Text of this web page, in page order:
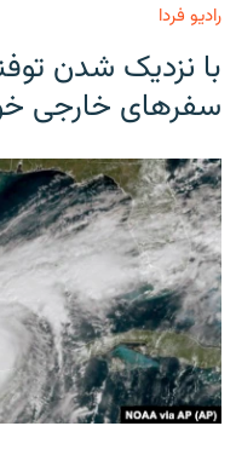
رادیو فردا
با نزدیک شدن
سفرهای خارجی